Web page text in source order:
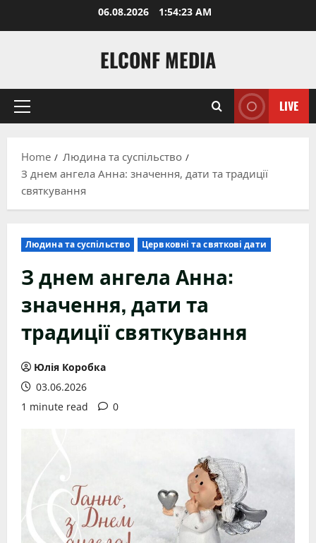
06.08.2026 1:54:24 AM
ELCONF MEDIA
Primary
LIVE
Home
Людина та суспільство
З днем ангела Анна: значення, дати та традиції
святкування
Людина та суспільство Цервковні та святкові дати
З днем ангела Анна:
значення, дати та
традиції святкування
Юлія Коробка
03.06.2026
1 minute read
0